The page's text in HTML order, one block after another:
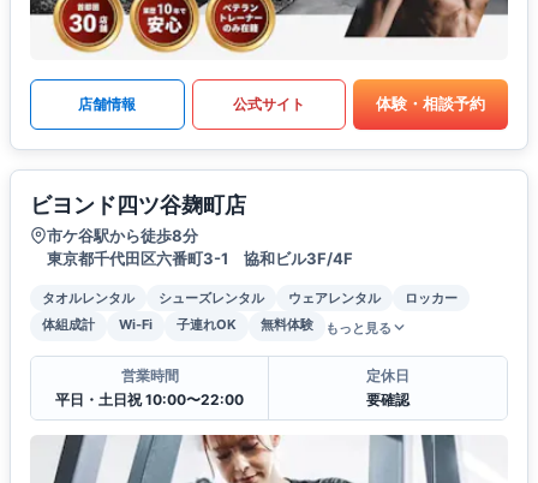
店舗情報 公式サイト 体験・相談予約
ビヨンド四ツ谷麹町店
市ケ谷駅から徒歩8分
東京都千代田区六番町3-1 協和ビル3F/4F
タオルレンタル シューズレンタル ウェアレンタル
ロッカー
体組成計
Wi-Fi 子連れOK 無料体験 もっと見る
営業時間
平日・土日祝 10:00〜22:00
定休日
要確認